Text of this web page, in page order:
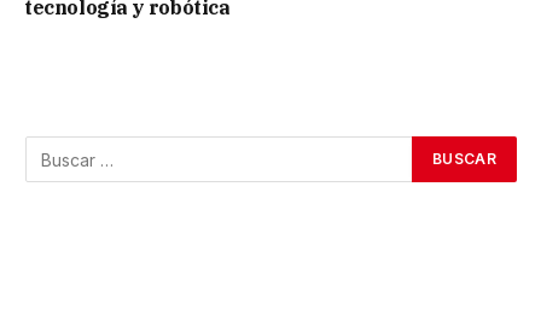
tecnología y robótica